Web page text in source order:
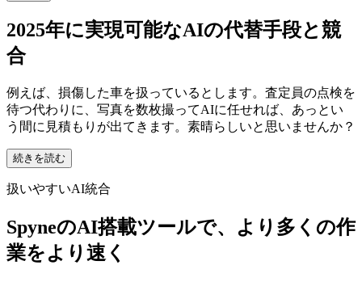
2025年に実現可能なAIの代替手段と競
合
例えば、損傷した車を扱っているとします。査定員の点検を
待つ代わりに、写真を数枚撮ってAIに任せれば、あっとい
う間に見積もりが出てきます。素晴らしいと思いませんか？
続きを読む
扱いやすいAI統合
SpyneのAI搭載ツールで、より多くの作
業をより速く